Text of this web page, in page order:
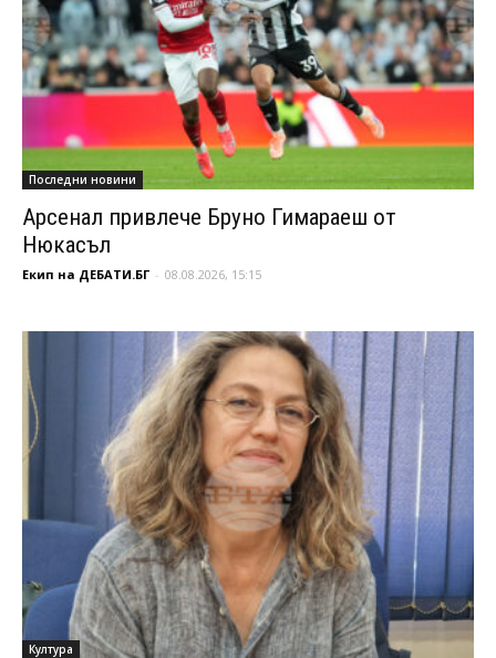
Последни новини
Арсенал привлече Бруно Гимараеш от
Нюкасъл
Екип на ДЕБАТИ.БГ - 08.08.2026, 15:15
Култура